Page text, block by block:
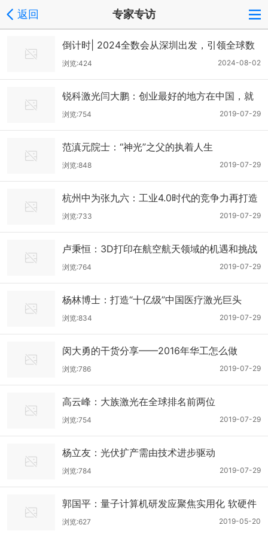
返回 专家专访
倒计时| 2024全数会从深圳出发，引领全球数
字经济产业新风向标，预约免费门票！2024-08-02
浏览:424
锐科激光闫大鹏：创业最好的地方在中国，就
是现在
2019-07-29
浏览:754
范滇元院士：“神光”之父的执着人生
2019-07-29
浏览:848
杭州中为张九六：工业4.0时代的竞争力再打造
2019-07-29
浏览:733
卢秉恒：3D打印在航空航天领域的机遇和挑战
2019-07-29
浏览:764
杨林博士：打造“十亿级”中国医疗激光巨头
2019-07-29
浏览:834
闵大勇的干货分享——2016年华工怎么做
2019-07-29
浏览:786
高云峰：大族激光在全球排名前两位
2019-07-29
浏览:754
杨立友：光伏扩产需由技术进步驱动
2019-07-29
浏览:784
郭国平：量子计算机研发应聚焦实用化 软硬件
协同
2019-05-20
浏览:627